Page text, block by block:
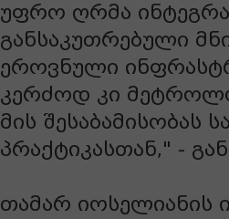
უფრო ღრმა
განსაკუთრებული
ეროვნული
კერძოდ კი
მის შესაბამისობას
პრაქტიკასთან," -
თამარ იოსელიანის